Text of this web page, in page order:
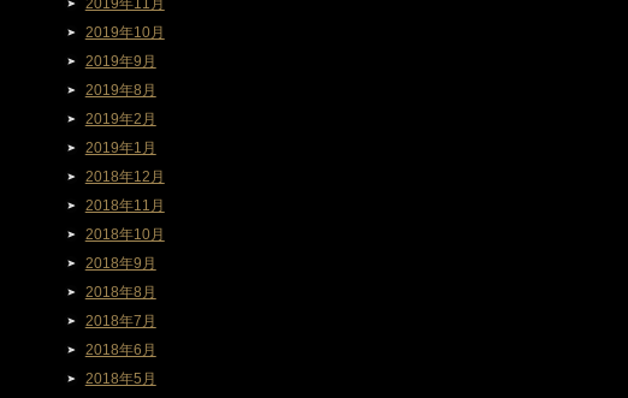
2019年11月
2019年10月
2019年9月
2019年8月
2019年2月
2019年1月
2018年12月
2018年11月
2018年10月
2018年9月
2018年8月
2018年7月
2018年6月
2018年5月